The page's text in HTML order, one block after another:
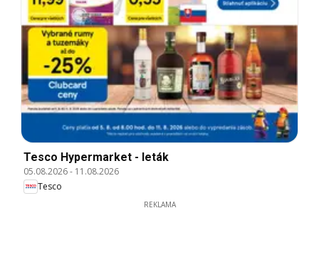
Tesco Hypermarket - leták
05.08.2026- 11.08.2026
Tesco
REKLAMA